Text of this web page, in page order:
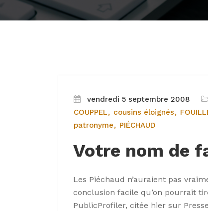
vendredi 5 septembre 2008
COUPPEL
cousins éloignés
patronyme
PIÉCHAUD
Votre nom de
Les Piéchaud n’auraient pas
conclusion facile qu’on pourrait
PublicProfiler, citée hier sur